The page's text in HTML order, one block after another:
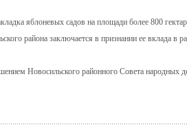
яблоневых садов на площади более 800
района заключается в признании ее вклада в
Новосильского районного Совета народных